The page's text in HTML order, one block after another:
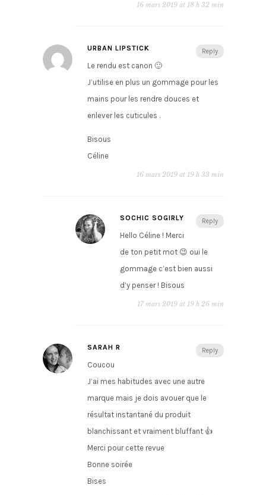
16 mars 2019 at 18 h 32 min
Reply
URBAN LIPSTICK
Le rendu est canon 🙂
J’utilise en plus un gommage pour les
mains pour les rendre douces et
enlever les cuticules .
Bisous
Céline
16 mars 2019 at 19 h 33 min
Reply
SOCHIC SOGIRLY
Hello Céline ! Merci
de ton petit mot 😉 oui le
gommage c’est bien aussi
d’y penser ! Bisous
17 mars 2019 at 19 h 26 min
Reply
SARAH R
Coucou
J’ai mes habitudes avec une autre
marque mais je dois avouer que le
résultat instantané du produit
blanchissant et vraiment bluffant 👍
Merci pour cette revue
Bonne soirée
Bises